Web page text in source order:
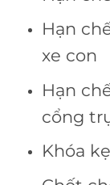
Hạn
xe con
Hạn
cổng
Khóa